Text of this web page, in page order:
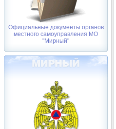
Официальные документы органов
местного самоуправления МО
"Мирный"